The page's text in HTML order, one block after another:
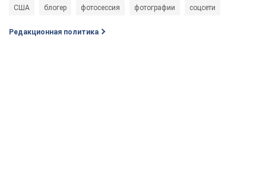
США блогер фотосессия фотографии соцсети
Редакционная политика